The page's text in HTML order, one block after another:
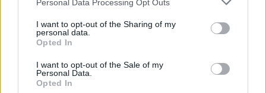
not limited to your visit or usage behaviour. You may click to
grant or deny consent to Google and its third-party tags to
use your data for below specified purposes in below Google
consent section.
Personal Data Processing Opt Outs
I want to opt-out of the Sharing of my
personal data.
Opted In
I want to opt-out of the Sale of my
Personal Data.
Opted In